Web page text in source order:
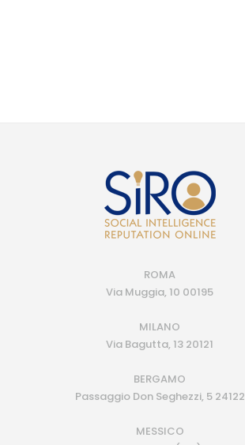
ROMA
Via Muggia, 10 00195
MILANO
Via Bagutta, 13 20121
BERGAMO
Passaggio Don Seghezzi, 5 24122
MESSICO